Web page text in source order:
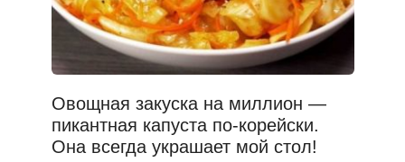
Овощная закуска на миллион —
пикантная капуста по-корейски.
Она всегда украшает мой стол!